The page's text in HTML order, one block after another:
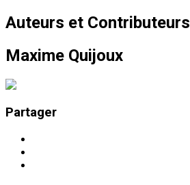
Auteurs et Contributeurs
Maxime Quijoux
Partager